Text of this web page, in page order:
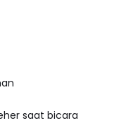
saat bicara